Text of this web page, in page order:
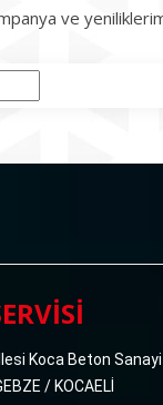
ve
Koca Beton Sanayi
/ KOCAELİ